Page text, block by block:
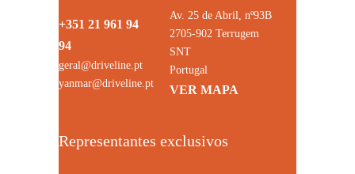
+351 21 961 94
94
geral@driveline.pt
yanmar@driveline.pt
Av. 25 de Abril, nº93B
2705-902 Terrugem
SNT
Portugal
VER MAPA
Representantes exclusivos